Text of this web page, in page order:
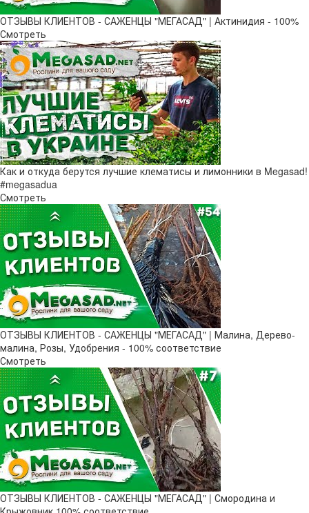
ОТЗЫВЫ КЛИЕНТОВ - САЖЕНЦЫ "МЕГАСАД" | Актинидия - 100%
Смотреть
Как и откуда берутся лучшие клематисы и лимонники в Megasad!
#megasadua
Смотреть
ОТЗЫВЫ КЛИЕНТОВ - САЖЕНЦЫ "МЕГАСАД" | Малина, Дерево-
малина, Розы, Удобрения - 100% соответствие
Смотреть
ОТЗЫВЫ КЛИЕНТОВ - САЖЕНЦЫ "МЕГАСАД" | Смородина и